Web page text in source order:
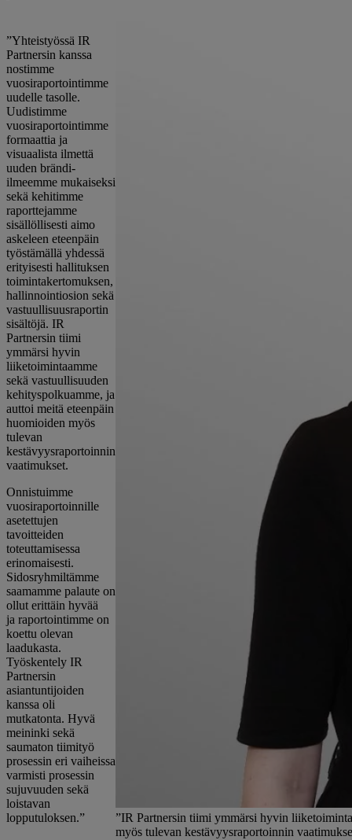
”Yhteistyössä IR
Partnersin kanssa
nostimme
vuosiraportointimme
uudelle tasolle.
Uudistimme
vuosiraportointimme
formaattia ja
visuaalista ilmettä
uuden brändi-
ilmeemme mukaiseksi
sekä kehitimme
raporttejamme
sisällöllisesti aimo
askeleen eteenpäin
työstämällä yhdessä
erityisesti hallituksen
toimintakertomuksen,
hallinnointiosion sekä
vastuullisuusraportin
sisältöjä. IR
Partnersin tiimi
ymmärsi hyvin
liiketoimintaamme
sekä vastuullisuuden
kehityspolkuamme, ja
auttoi meitä eteenpäin
huomioiden myös
tulevan
kestävyysraportoinnin
vaatimukset.
Onnistuimme
vuosiraportoinnille
asetettujen
tavoitteiden
toteuttamisessa
erinomaisesti.
Sidosryhmiltämme
saamamme palaute on
ollut erittäin hyvää
ja raportointimme on
koettu olevan
laadukasta.
Työskentely IR
Partnersin
asiantuntijoiden
kanssa oli
mutkatonta. Hyvä
meininki sekä
saumaton tiimityö
prosessin eri vaiheissa
varmisti prosessin
sujuvuuden sekä
loistavan
lopputuloksen.”
”IR Partnersin tiimi ymmärsi hyvin
myös tulevan kestävyysraportoinnin